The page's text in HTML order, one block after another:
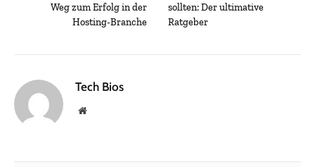
Weg zum Erfolg in der
Hosting-Branche
sollten: Der ultimative
Ratgeber
Tech Bios
Website